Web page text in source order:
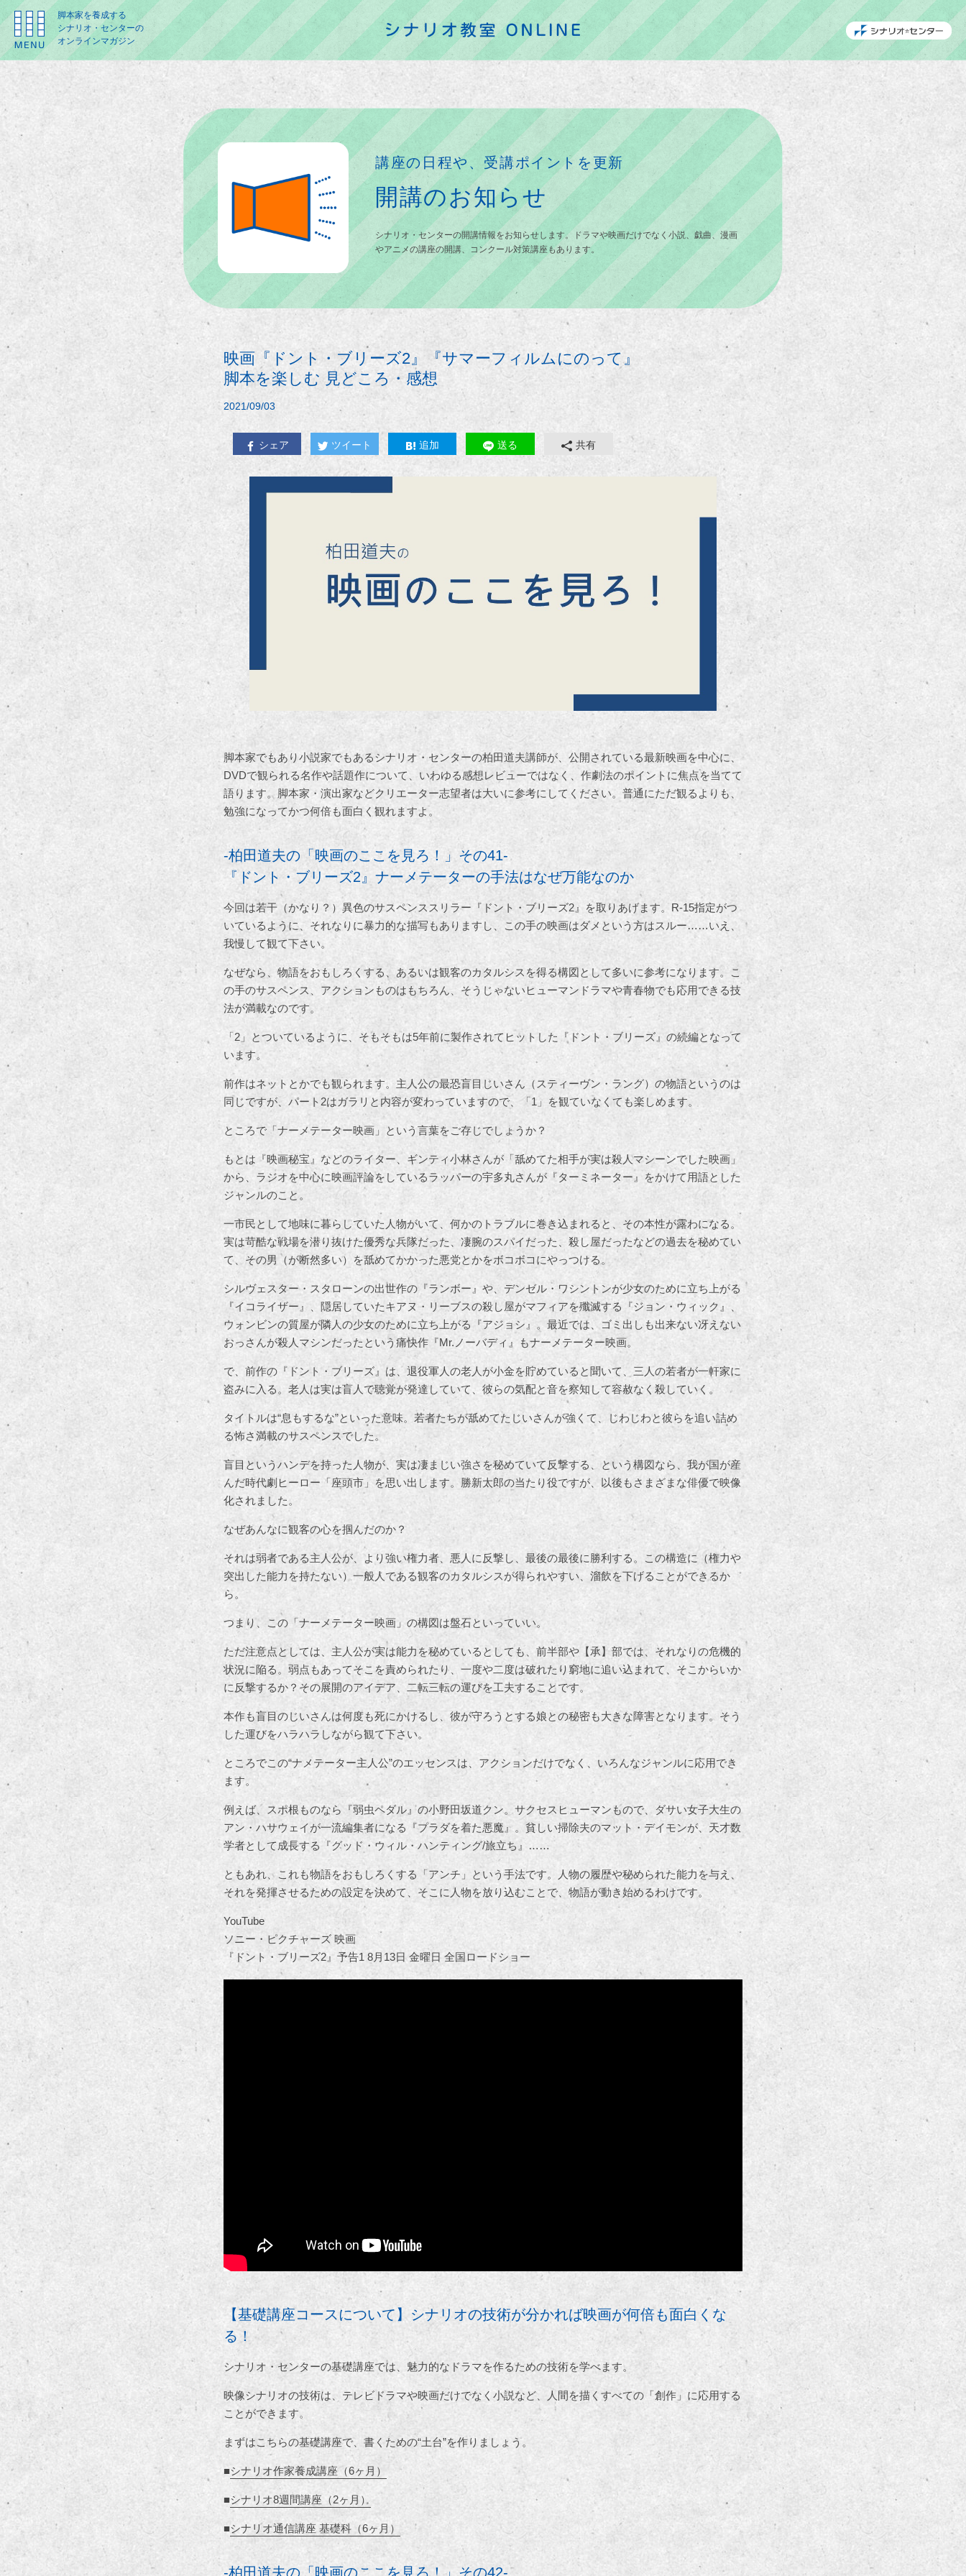
脚本家を養成する
シナリオ・センターの
オンラインマガジン
講座の日程や、受講ポイントを更新
開講のお知らせ
シナリオ・センターの開講情報をお知らせします。ドラマや映画だけでなく小説、戯曲、漫画
やアニメの講座の開講、コンクール対策講座もあります。
映画『ドント・ブリーズ2』『サマーフィルムにのって』
脚本を楽しむ 見どころ・感想
2021/09/03
シェア ツイート 追加 送る 共有
脚本家でもあり小説家でもあるシナリオ・センターの柏田道夫講師が、公開されている最新映画を中心に、
DVDで観られる名作や話題作について、いわゆる感想レビューではなく、作劇法のポイントに焦点を当てて
語ります。脚本家・演出家などクリエーター志望者は大いに参考にしてください。普通にただ観るよりも、
勉強になってかつ何倍も面白く観れますよ。
-柏田道夫の「映画のここを見ろ！」その41-
『ドント・ブリーズ2』ナーメテーターの手法はなぜ万能なのか
今回は若干（かなり？）異色のサスペンススリラー『ドント・ブリーズ2』を取りあげます。R-15指定がつ
いているように、それなりに暴力的な描写もありますし、この手の映画はダメという方はスルー……いえ、
我慢して観て下さい。
なぜなら、物語をおもしろくする、あるいは観客のカタルシスを得る構図として多いに参考になります。こ
の手のサスペンス、アクションものはもちろん、そうじゃないヒューマンドラマや青春物でも応用できる技
法が満載なのです。
「2」とついているように、そもそもは5年前に製作されてヒットした『ドント・ブリーズ』の続編となって
います。
前作はネットとかでも観られます。主人公の最恐盲目じいさん（スティーヴン・ラング）の物語というのは
同じですが、パート2はガラリと内容が変わっていますので、「1」を観ていなくても楽しめます。
ところで「ナーメテーター映画」という言葉をご存じでしょうか？
もとは『映画秘宝』などのライター、ギンティ小林さんが「舐めてた相手が実は殺人マシーンでした映画」
から、ラジオを中心に映画評論をしているラッパーの宇多丸さんが『ターミネーター』をかけて用語とした
ジャンルのこと。
一市民として地味に暮らしていた人物がいて、何かのトラブルに巻き込まれると、その本性が露わになる。
実は苛酷な戦場を潜り抜けた優秀な兵隊だった、凄腕のスパイだった、殺し屋だったなどの過去を秘めてい
て、その男（が断然多い）を舐めてかかった悪党とかをボコボコにやっつける。
シルヴェスター・スタローンの出世作の『ランボー』や、デンゼル・ワシントンが少女のために立ち上がる
『イコライザー』、隠居していたキアヌ・リーブスの殺し屋がマフィアを殲滅する『ジョン・ウィック』、
ウォンビンの質屋が隣人の少女のために立ち上がる『アジョシ』。最近では、ゴミ出しも出来ない冴えない
おっさんが殺人マシンだったという痛快作『Mr.ノーバディ』もナーメテーター映画。
で、前作の『ドント・ブリーズ』は、退役軍人の老人が小金を貯めていると聞いて、三人の若者が一軒家に
盗みに入る。老人は実は盲人で聴覚が発達していて、彼らの気配と音を察知して容赦なく殺していく。
タイトルは“息もするな”といった意味。若者たちが舐めてたじいさんが強くて、じわじわと彼らを追い詰め
る怖さ満載のサスペンスでした。
盲目というハンデを持った人物が、実は凄まじい強さを秘めていて反撃する、という構図なら、我が国が産
んだ時代劇ヒーロー「座頭市」を思い出します。勝新太郎の当たり役ですが、以後もさまざまな俳優で映像
化されました。
なぜあんなに観客の心を掴んだのか？
それは弱者である主人公が、より強い権力者、悪人に反撃し、最後の最後に勝利する。この構造に（権力や
突出した能力を持たない）一般人である観客のカタルシスが得られやすい、溜飲を下げることができるか
ら。
つまり、この「ナーメテーター映画」の構図は盤石といっていい。
ただ注意点としては、主人公が実は能力を秘めているとしても、前半部や【承】部では、それなりの危機的
状況に陥る。弱点もあってそこを責められたり、一度や二度は破れたり窮地に追い込まれて、そこからいか
に反撃するか？その展開のアイデア、二転三転の運びを工夫することです。
本作も盲目のじいさんは何度も死にかけるし、彼が守ろうとする娘との秘密も大きな障害となります。そう
した運びをハラハラしながら観て下さい。
ところでこの“ナメテーター主人公”のエッセンスは、アクションだけでなく、いろんなジャンルに応用でき
ます。
例えば、スポ根ものなら『弱虫ペダル』の小野田坂道クン。サクセスヒューマンもので、ダサい女子大生の
アン・ハサウェイが一流編集者になる『プラダを着た悪魔』。貧しい掃除夫のマット・デイモンが、天才数
学者として成長する『グッド・ウィル・ハンティング/旅立ち』……
ともあれ、これも物語をおもしろくする「アンチ」という手法です。人物の履歴や秘められた能力を与え、
それを発揮させるための設定を決めて、そこに人物を放り込むことで、物語が動き始めるわけです。
YouTube
ソニー・ピクチャーズ 映画
『ドント・ブリーズ2』予告1 8月13日 金曜日 全国ロードショー
【基礎講座コースについて】シナリオの技術が分かれば映画が何倍も面白くな
る！
シナリオ・センターの基礎講座では、魅力的なドラマを作るための技術を学べます。
映像シナリオの技術は、テレビドラマや映画だけでなく小説など、人間を描くすべての「創作」に応用する
ことができます。
まずはこちらの基礎講座で、書くための“土台”を作りましょう。
■シナリオ作家養成講座（6ヶ月）
■シナリオ8週間講座（2ヶ月）
■シナリオ通信講座 基礎科（6ヶ月）
-柏田道夫の「映画のここを見ろ！」その42-